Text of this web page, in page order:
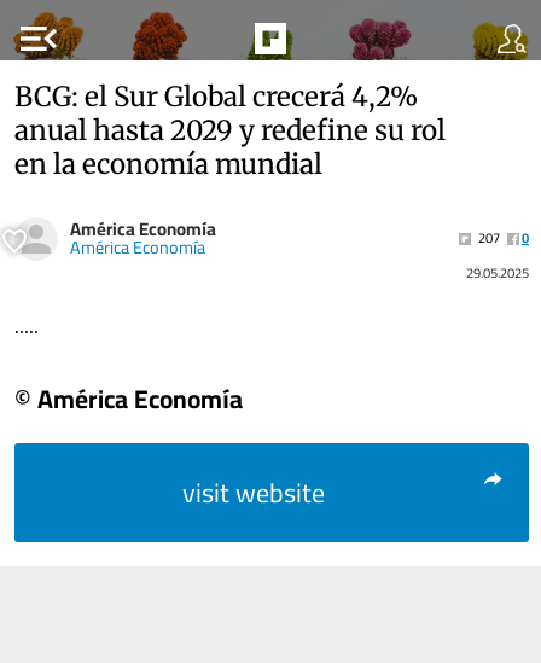
menu_open
BCG: el Sur Global crecerá 4,2%
anual hasta 2029 y redefine su rol
en la economía mundial
América Economía
América Economía 207
0
29.05.2025
.....
© América Economía
visit website